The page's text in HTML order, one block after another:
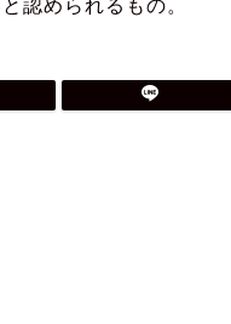
認められるもの。